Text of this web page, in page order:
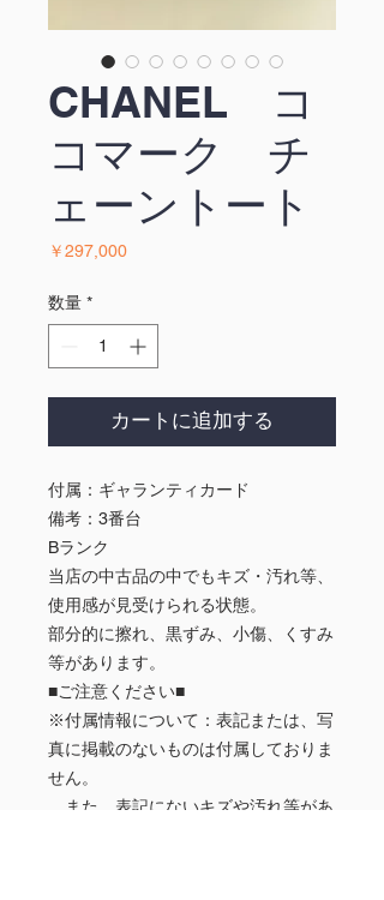
CHANEL コ
コマーク チ
ェーントート
￥297,000価
数量 *
カートに追加する
付属：ギャランティカード
備考：3番台
Bランク
当店の中古品の中でもキズ・汚れ等、
使用感が見受けられる状態。
部分的に擦れ、黒ずみ、小傷、くすみ
等があります。
■ご注意ください■
※付属情報について：表記または、写
真に掲載のないものは付属しておりま
せん。
また、表記にないキズや汚れ等があ